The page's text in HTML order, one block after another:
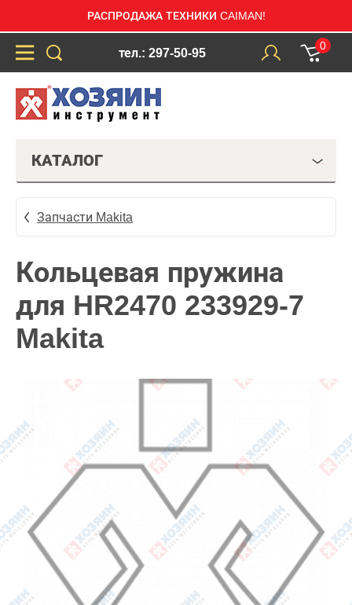
РАСПРОДАЖА ТЕХНИКИ CAIMAN!
тел.: 297-50-95
0
КАТАЛОГ
Запчасти Makita
Кольцевая пружина
для HR2470 233929-7
Makita